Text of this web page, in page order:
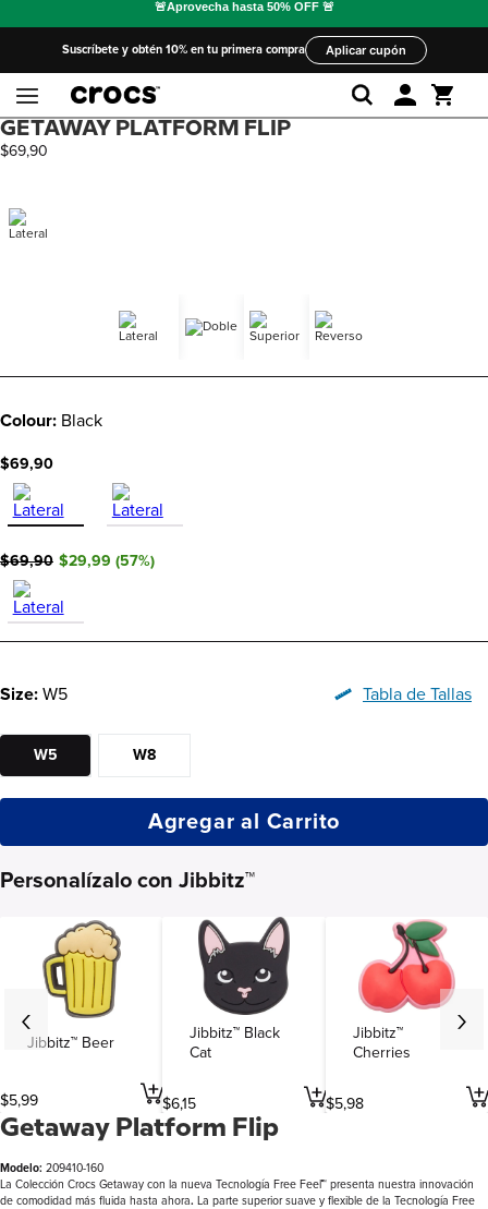
Suscríbete y obtén 10% en tu primera compra Aplicar cupón
GETAWAY PLATFORM FLIP
$69,90
Colour: Black
$69,90
$69,90 $29,99 (57%)
Size: W5 Tabla de Tallas
W5 W8
Agregar al Carrito
Personalízalo con Jibbitz™
Jibbitz™ Beer
$5,99
Jibbitz™ Black
Cat
$6,15
Jibbitz™
Cherries
$5,98
Getaway Platform Flip
Modelo: 209410-160
La Colección Crocs Getaway con la nueva Tecnología Free Feel™ presenta nuestra innovación
de comodidad más fluida hasta ahora. La parte superior suave y flexible de la Tecnología Free